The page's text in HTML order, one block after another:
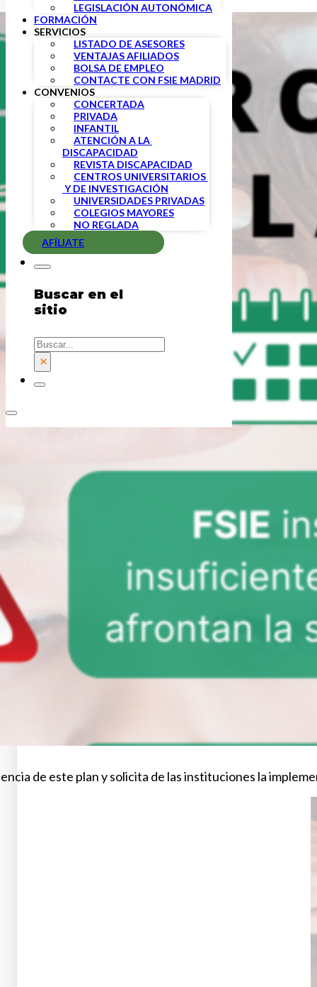
LEGISLACIÓN AUTONÓMICA
FORMACIÓN
SERVICIOS
LISTADO DE ASESORES
VENTAJAS AFILIADOS
BOLSA DE EMPLEO
CONTACTE CON FSIE MADRID
CONVENIOS
CONCERTADA
PRIVADA
INFANTIL
ATENCIÓN A LA
DISCAPACIDAD
REVISTA DISCAPACIDAD
CENTROS UNIVERSITARIOS
Y DE INVESTIGACIÓN
UNIVERSIDADES PRIVADAS
COLEGIOS MAYORES
NO REGLADA
AFÍLIATE
Buscar en el
sitio
Buscar
×
de este plan y solicita de las instituciones la